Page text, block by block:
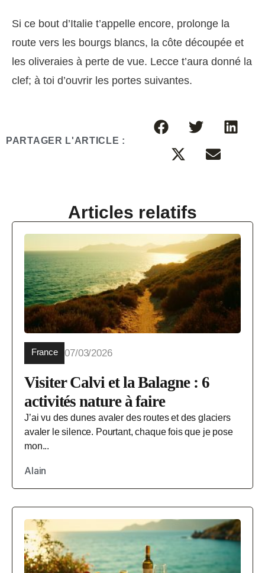
Si ce bout d’Italie t’appelle encore, prolonge la
route vers les bourgs blancs, la côte découpée et
les oliveraies à perte de vue. Lecce t’aura donné la
clef; à toi d’ouvrir les portes suivantes.
PARTAGER L'ARTICLE :
Articles relatifs
France 07/03/2026
Visiter Calvi et la Balagne : 6
activités nature à faire
J’ai vu des dunes avaler des routes et des glaciers
avaler le silence. Pourtant, chaque fois que je pose
mon...
Alain